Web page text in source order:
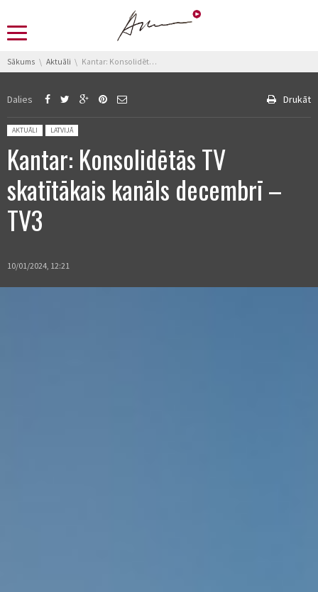
You are here:
Sākums Aktuāli Kantar: Konsolidētās TV skatītākais kanāls decembrī – TV3
Dalies Drukāt
Posted in:
AKTUĀLI LATVIJĀ
Kantar: Konsolidētās TV
skatītākais kanāls decembrī –
TV3
10/01/2024, 12:21